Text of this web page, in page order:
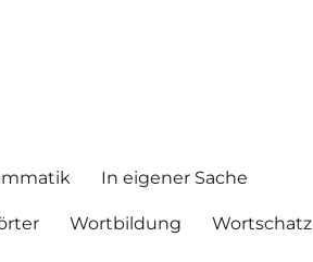
In eigener Sache
Wortbildung Wortschatz